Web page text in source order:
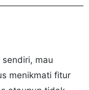
mau
menikmati fitur